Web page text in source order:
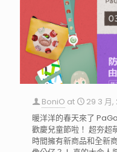
BoniO at
29 3 月
暖洋洋的春天來了
歡慶兒童節啦！ 超夯超
時間擁有新商品和全新